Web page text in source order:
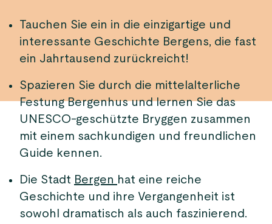
Tauchen Sie ein in die einzigartige und
interessante Geschichte Bergens, die fast
ein Jahrtausend zurückreicht!
Spazieren Sie durch die mittelalterliche
Festung Bergenhus und lernen Sie das
UNESCO-geschützte Bryggen zusammen
mit einem sachkundigen und freundlichen
Guide kennen.
Die Stadt Bergen hat eine reiche
Geschichte und ihre Vergangenheit ist
sowohl dramatisch als auch faszinierend.